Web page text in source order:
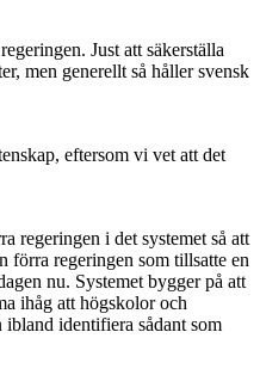
Just att säkerställa
men generellt så håller svensk
eftersom vi vet att det
regeringen i det systemet så att
förra regeringen som tillsatte en
nu. Systemet bygger på att
ihåg att högskolor och
identifiera sådant som